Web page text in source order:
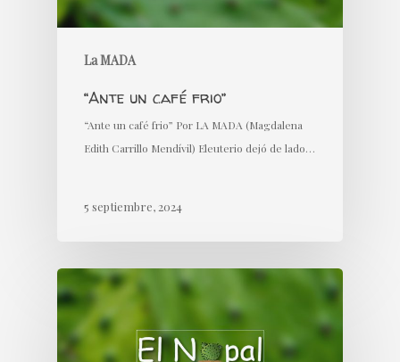
La MADA
“Ante un café frio”
“Ante un café frio” Por LA MADA (Magdalena
Edith Carrillo Mendívil) Eleuterio dejó de lado…
5 septiembre, 2024